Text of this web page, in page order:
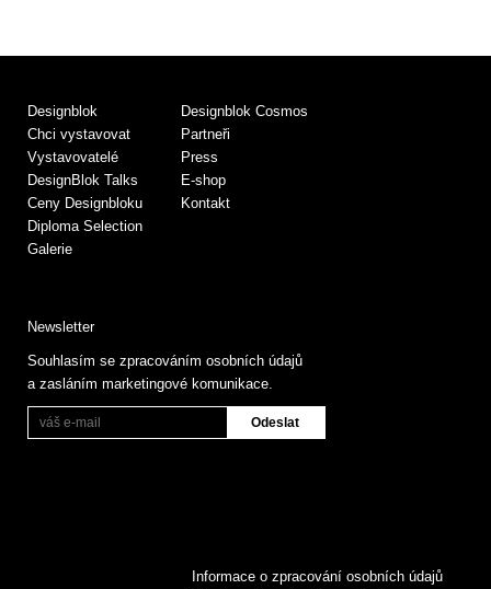
Designblok
Chci vystavovat
Vystavovatelé
DesignBlok Talks
Ceny Designbloku
Diploma Selection
Galerie
Designblok Cosmos
Partneři
Press
E-shop
Kontakt
Newsletter
Souhlasím se zpracováním osobních údajů
a zasláním marketingové komunikace.
Informace o zpracování osobních údajů